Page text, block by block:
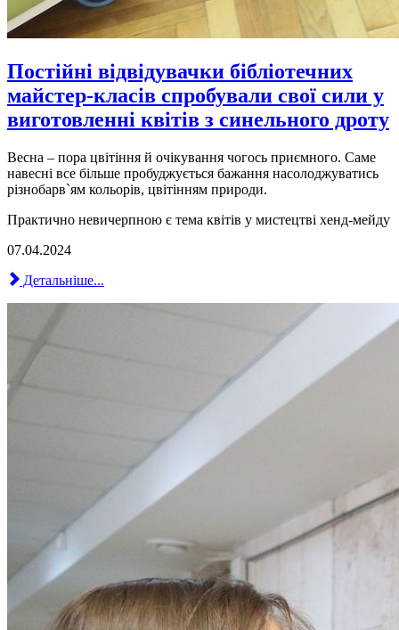
Постійні відвідувачки бібліотечних
майстер-класів спробували свої сили у
виготовленні квітів з синельного дроту
Весна – пора цвітіння й очікування чогось приємного. Саме
навесні все більше пробуджується бажання насолоджуватись
різнобарв`ям кольорів, цвітінням природи.
Практично невичерпною є тема квітів у мистецтві хенд-мейду
07.04.2024
Детальніше...